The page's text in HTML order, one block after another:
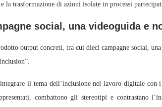
e la trasformazione di azioni isolate in processi
social, una videoguida e
output concreti, tra cui dieci campagne social,
il tema dell’inclusione nel lavoro digitale
combattono gli stereotipi e contrastano